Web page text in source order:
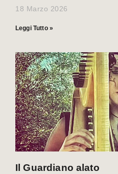
18 Marzo 2026
Leggi Tutto »
Il Guardiano alato